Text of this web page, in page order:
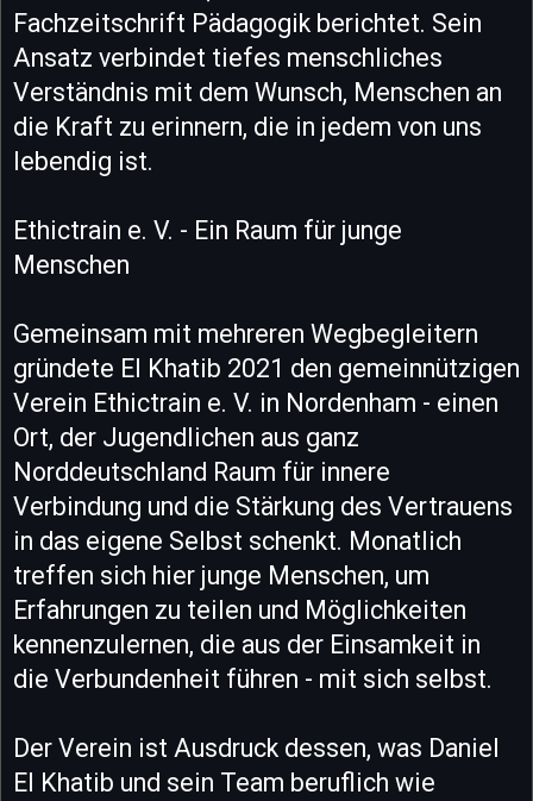
Fachzeitschrift Pädagogik berichtet. Sein
Ansatz verbindet tiefes menschliches
Verständnis mit dem Wunsch, Menschen an
die Kraft zu erinnern, die in jedem von uns
lebendig ist.
Ethictrain e. V. - Ein Raum für junge
Menschen
Gemeinsam mit mehreren Wegbegleitern
gründete El Khatib 2021 den gemeinnützigen
Verein Ethictrain e. V. in Nordenham - einen
Ort, der Jugendlichen aus ganz
Norddeutschland Raum für innere
Verbindung und die Stärkung des Vertrauens
in das eigene Selbst schenkt. Monatlich
treffen sich hier junge Menschen, um
Erfahrungen zu teilen und Möglichkeiten
kennenzulernen, die aus der Einsamkeit in
die Verbundenheit führen - mit sich selbst.
Der Verein ist Ausdruck dessen, was Daniel
El Khatib und sein Team beruflich wie